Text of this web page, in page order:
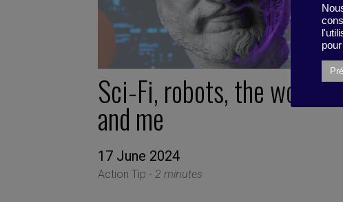
Sci-Fi, robots, the world,
and me
17 June 2024
Action Tip - 2 minutes